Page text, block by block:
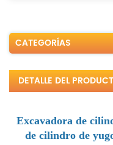
CATEGORÍAS
DETALLE DEL
Excavadora de
de cilindro de